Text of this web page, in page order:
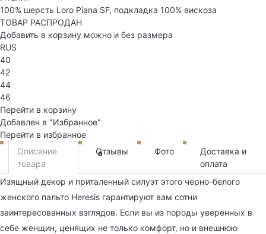
100% шерсть Loro Piana SF, подкладка 100% вискоза
ТОВАР РАСПРОДАН
Добавить в корзину можно и без размера
RUS
40
42
44
46
Перейти в корзину
Добавлен в "Избранное"
Перейти в избранное
Описание
товара
Отзывы
0 Фото
Доставка и
оплата
Изящный декор и приталенный силуэт этого черно-белого
женского пальто Heresis гарантируют вам сотни
заинтересованных взглядов. Если вы из породы уверенных в
себе женщин, ценящих не только комфорт, но и внешнюю